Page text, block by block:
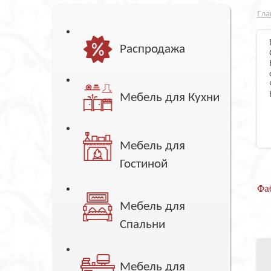
Распродажа
Мебель для Кухни
Мебель для
Гостиной
Мебель для
Спальни
Мебель для